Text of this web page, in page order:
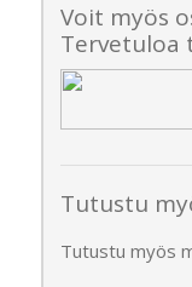
Voit myös
Tervetuloa
Tutustu
Tutustu myös